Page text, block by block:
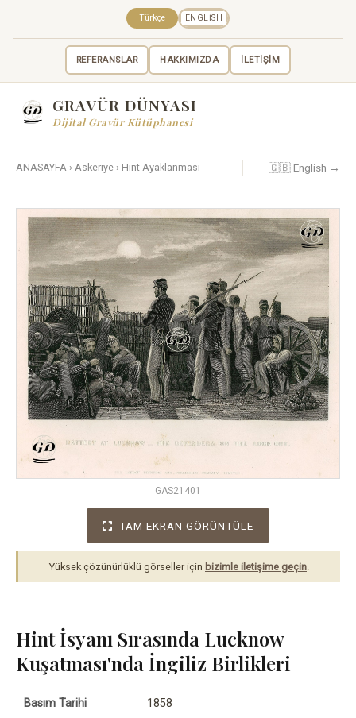
REFERANSLAR HAKKIMIZDA İLETİŞİM
Türkçe ENGLISH
GRAVÜR DÜNYASI
Dijital Gravür Kütüphanesi
ANASAYFA › Askeriye › Hint Ayaklanması 🇬🇧 English →
GAS21401
TAM EKRAN GÖRÜNTÜLE
Yüksek çözünürlüklü görseller için bizimle iletişime geçin.
Hint İsyanı Sırasında Lucknow
Kuşatması'nda İngiliz Birlikleri
Basım Tarihi 1858